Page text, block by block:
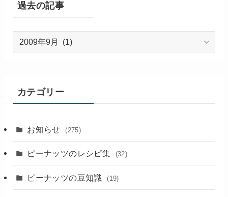
過去の記事
過
カテゴリー
お知らせ (275)
ピーナッツのレシピ集 (32)
ピーナッツの豆知識 (19)